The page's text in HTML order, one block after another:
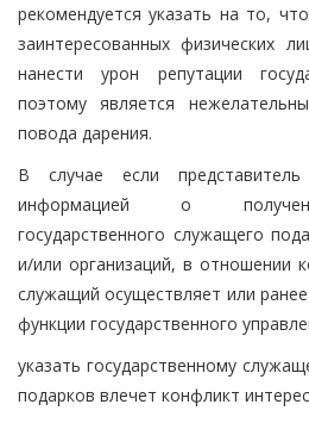
рекомендуется указать на то,
заинтересованных физических
нанести урон репутации
поэтому является
повода дарения.
В случае если
информацией о
государственного служащего
и/или организаций, в отношении
служащий осуществляет или
функции государственного
указать государственному
подарков влечет конфликт